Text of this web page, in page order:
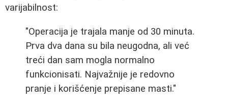
varijabilnost:
"Operacija je trajala manje od 30 minuta.
Prva dva dana su bila neugodna, ali već
treći dan sam mogla normalno
funkcionisati. Najvažnije je redovno
pranje i korišćenje prepisane masti."